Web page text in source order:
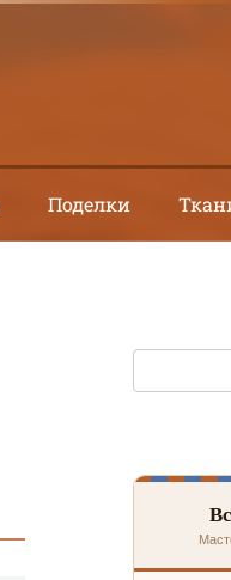
Поделки